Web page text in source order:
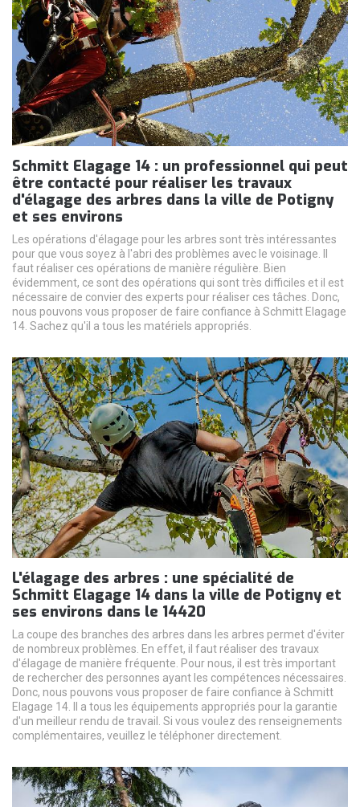
Schmitt Elagage 14 : un professionnel qui peut
être contacté pour réaliser les travaux
d'élagage des arbres dans la ville de Potigny
et ses environs
Les opérations d'élagage pour les arbres sont très intéressantes
pour que vous soyez à l'abri des problèmes avec le voisinage. Il
faut réaliser ces opérations de manière régulière. Bien
évidemment, ce sont des opérations qui sont très difficiles et il est
nécessaire de convier des experts pour réaliser ces tâches. Donc,
nous pouvons vous proposer de faire confiance à Schmitt Elagage
14. Sachez qu'il a tous les matériels appropriés.
L'élagage des arbres : une spécialité de
Schmitt Elagage 14 dans la ville de Potigny et
ses environs dans le 14420
La coupe des branches des arbres dans les arbres permet d'éviter
de nombreux problèmes. En effet, il faut réaliser des travaux
d'élagage de manière fréquente. Pour nous, il est très important
de rechercher des personnes ayant les compétences nécessaires.
Donc, nous pouvons vous proposer de faire confiance à Schmitt
Elagage 14. Il a tous les équipements appropriés pour la garantie
d'un meilleur rendu de travail. Si vous voulez des renseignements
complémentaires, veuillez le téléphoner directement.